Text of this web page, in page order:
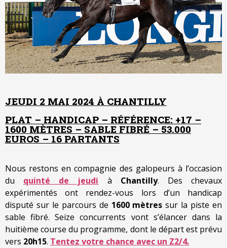
JEUDI 2 MAI 2024 À CHANTILLY
PLAT – HANDICAP – RÉFÉRENCE: +17 –
1600 MÈTRES – SABLE FIBRÉ – 53.000
EUROS – 16 PARTANTS
Nous restons en compagnie des galopeurs à l’occasion
du quinté de jeudi à Chantilly. Des chevaux
expérimentés ont rendez-vous lors d’un handicap
disputé sur le parcours de 1600 mètres sur la piste en
sable fibré. Seize concurrents vont s’élancer dans la
huitième course du programme, dont le départ est prévu
vers 20h15. Tentez votre chance avec un Z2/4.